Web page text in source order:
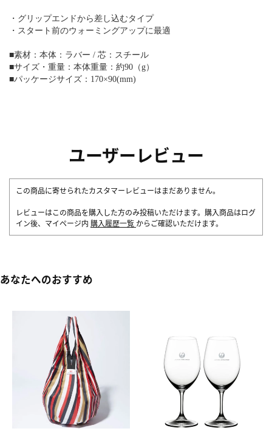
・グリップエンドから差し込むタイプ
・スタート前のウォーミングアップに最適
■素材：本体：ラバー / 芯：スチール
■サイズ・重量：本体重量：約90（g）
■パッケージサイズ：170×90(mm)
ユーザーレビュー
この商品に寄せられたカスタマーレビューはまだありません。
レビューはこの商品を購入した方のみ投稿いただけます。購入商品はログ
イン後、マイページ内 購入履歴一覧 からご確認いただけます。
あなたへのおすすめ